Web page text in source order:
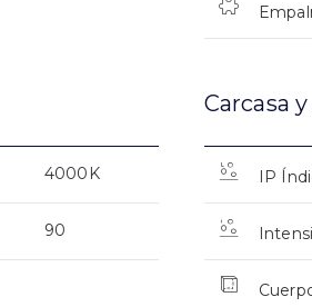
4000K
90
Carcasa
IP